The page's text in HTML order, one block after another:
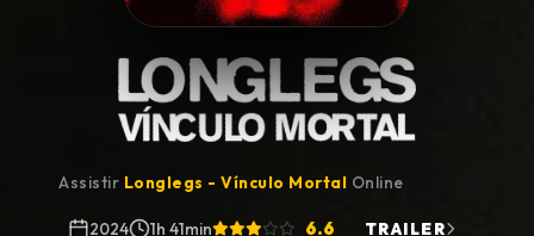
Assistir Longlegs - Vínculo Mortal Online
2024 1h 41min 6.6 TRAILER